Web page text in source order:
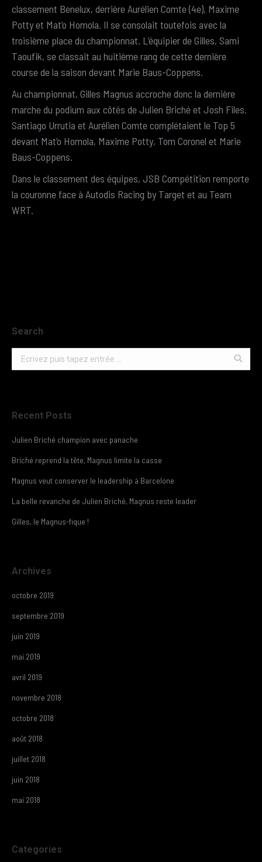
classement Benelux, derrière Aurélien Comte (4e), Maxime
Potty et Mat’o Homola. Il se consolait toutefois avec la
troisième place du championnat. L’équipier de Gilles, Sami
Taoufik, se classait au huitième rang de cette dernière
course de la saison devant Marie Baus-Coppens.
Au championnat, Gilles Magnus accroche donc la dernière
marche du podium aux côtés de Julien Briché et Josh Files.
Santiago Urrutia et Aurélien Comte complétaient le Top 5
devant Mat’o Homola, Maxime Potty, Tom Coronel et Marie
Baus-Coppens.
Dans le classement des équipes, JSB Compétition remporte
la couronne face à Autodis Racing by Target et au Team
WRT.
Search
Search:
Recent Posts
Julien Briché champion avec panache
Briché reprend la tête, Magnus limite la casse
Magnus veut conserver le leadership à Barcelone
La belle revanche de Julien Briché, Magnus reste leader
Gilles, le Magnus-fique !
Archives
octobre 2019
septembre 2019
juin 2019
mai 2019
avril 2019
novembre 2018
octobre 2018
août 2018
juillet 2018
juin 2018
mai 2018
Categories